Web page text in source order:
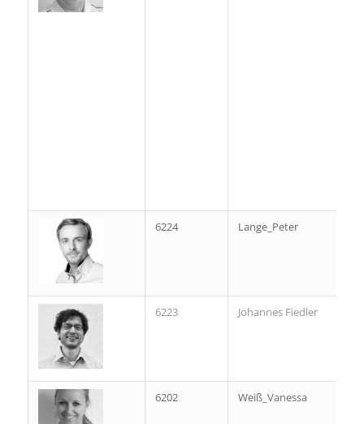
6224 Lange_Peter
6223 Johannes Fiedler
6202 Weiß_Vanessa